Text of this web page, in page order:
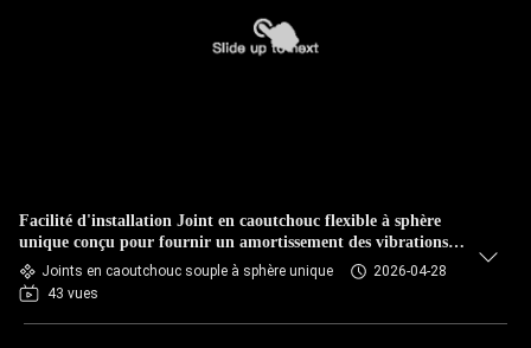
Facilité d'installation Joint en caoutchouc flexible à sphère
unique conçu pour fournir un amortissement des vibrations
et des performances élevées dans les systèmes de tuyauterie
Joints en caoutchouc souple à sphère unique
2026-04-28
43 vues